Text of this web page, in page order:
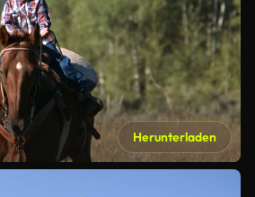
Herunterladen